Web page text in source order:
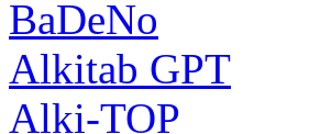
BaDeNo
Alkitab GPT
Alki-TOP